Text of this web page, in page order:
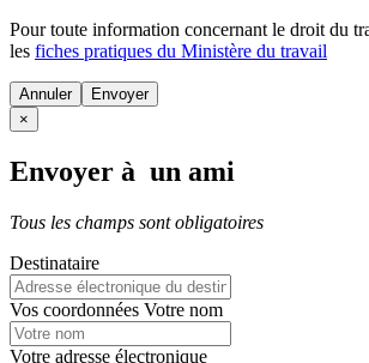
Pour toute information concernant le droit du
les fiches pratiques du Ministère du travail
Annuler
×
Envoyer à un ami
Tous les champs sont obligatoires
Destinataire
Vos coordonnées Votre nom
Votre adresse électronique